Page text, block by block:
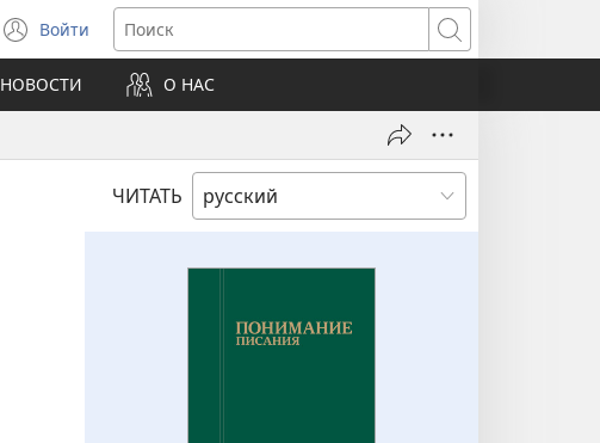
Войти
(открывается
в
новом
окне)
Поиск
НОВОСТИ О НАС
ЧИТАТЬ